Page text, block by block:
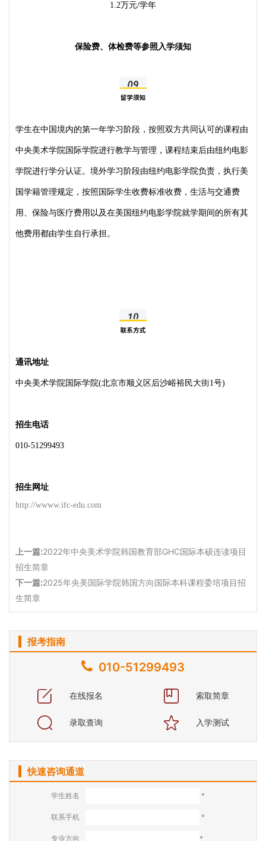
1.2万元/学年
保险费、体检费等参照入学须知
学生在中国境内的第一年学习阶段，按照双方共同认可的课程由
中央美术学院国际学院进行教学与管理，课程结束后由纽约电影
学院进行学分认证。境外学习阶段由纽约电影学院负责，执行美
国学籍管理规定，按照国际学生收费标准收费，生活与交通费
用、保险与医疗费用以及在美国纽约电影学院就学期间的所有其
他费用都由学生自行承担。
通讯地址
中央美术学院国际学院(北京市顺义区后沙峪裕民大街1号)
招生电话
010-51299493
招生网址
http://wwww.ifc-edu.com
上一篇:2022年中央美术学院韩国教育部GHC国际本硕连读项目
招生简章
下一篇:2025年央美国际学院韩国方向国际本科课程委培项目招
生简章
报考指南
010-51299493
在线报名 索取简章
录取查询 入学测试
快速咨询通道
学生姓名 *
联系手机 *
专业方向 *